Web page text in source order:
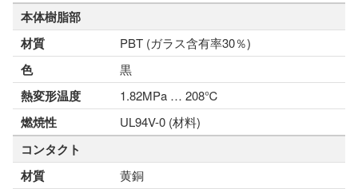
本体樹脂部
材質
PBT (ガラス含有率30％)
色 黒
熱変形温度 1.82MPa … 208℃
燃焼性 UL94V-0 (材料)
コンタクト
材質
黄銅